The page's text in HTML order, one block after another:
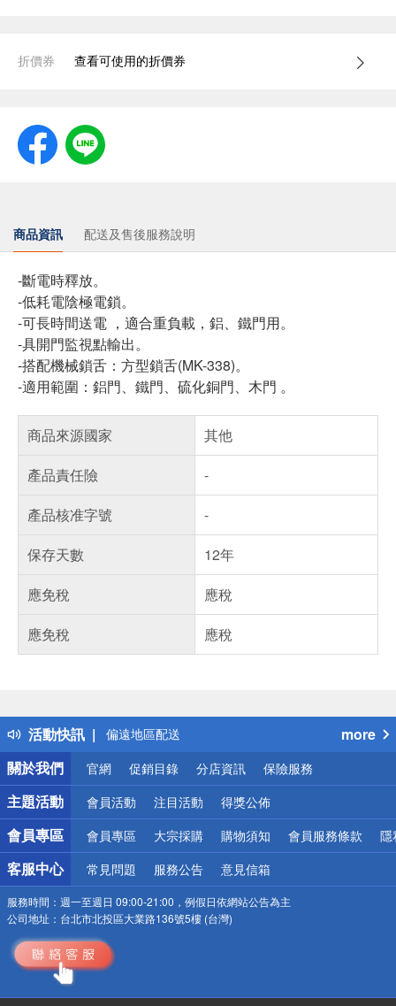
折價券 查看可使用的折價券
商品資訊 配送及售後服務說明
-斷電時釋放。
-低耗電陰極電鎖。
-可長時間送電 ，適合重負載，鋁、鐵門用。
-具開門監視點輸出。
-搭配機械鎖舌：方型鎖舌(MK-338)。
-適用範圍：鋁門、鐵門、硫化銅門、木門 。
商品來源國家
其他
產品責任險
-
產品核准字號
-
保存天數
12年
應免稅
應稅
應免稅
應稅
活動快訊
詐騙網頁！請小心！
銀行優惠
偏遠地區配送
詐騙網頁！請小心！
more
關於我們
官網 促銷目錄 分店資訊 保險服務
主題活動 會員活動 注目活動 得獎公佈
會員專區 會員專區 大宗採購 購物須知 會員服務條款 隱
客服中心 常見問題 服務公告 意見信箱
服務時間： 週一至週日 09:00-21:00，例假日依網站公告為主
公司地址： 台北市北投區大業路136號5樓 (台灣)